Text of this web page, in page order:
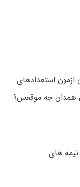
ازمون استعدادهای
نیمه های